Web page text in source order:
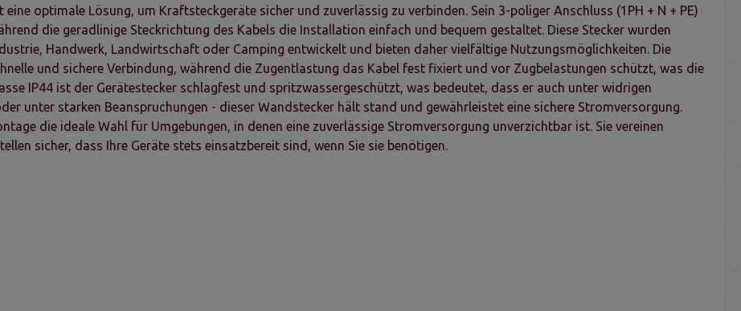
optimale Lösung, um Kraftsteckgeräte sicher und zuverlässig zu verbinden. Sein 3-poliger Anschluss (1PH + N + PE)
die geradlinige Steckrichtung des Kabels die Installation einfach und bequem gestaltet. Diese Stecker wurden
Handwerk, Landwirtschaft oder Camping entwickelt und bieten daher vielfältige Nutzungsmöglichkeiten. Die
und sichere Verbindung, während die Zugentlastung das Kabel fest fixiert und vor Zugbelastungen schützt, was die
IP44 ist der Gerätestecker schlagfest und spritzwassergeschützt, was bedeutet, dass er auch unter widrigen
unter starken Beanspruchungen - dieser Wandstecker hält stand und gewährleistet eine sichere Stromversorgung.
die ideale Wahl für Umgebungen, in denen eine zuverlässige Stromversorgung unverzichtbar ist. Sie vereinen
sicher, dass Ihre Geräte stets einsatzbereit sind, wenn Sie sie benötigen.